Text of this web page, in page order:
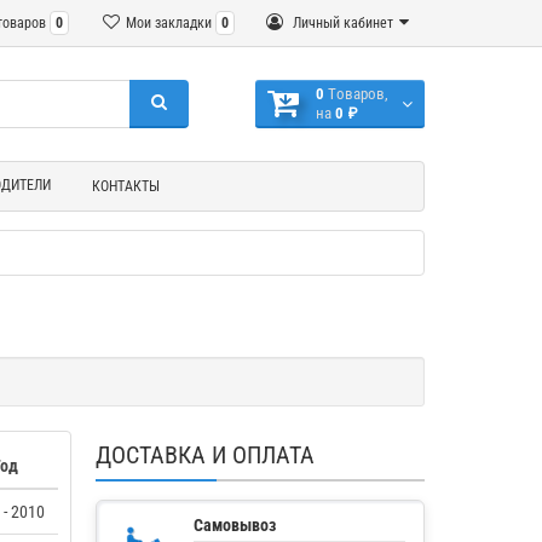
Личный кабинет
Мои закладки 0
0
0 Tоваров,
на 0 ₽
КОНТАКТЫ
2010
ДОСТАВКА И ОПЛАТА
Самовывоз